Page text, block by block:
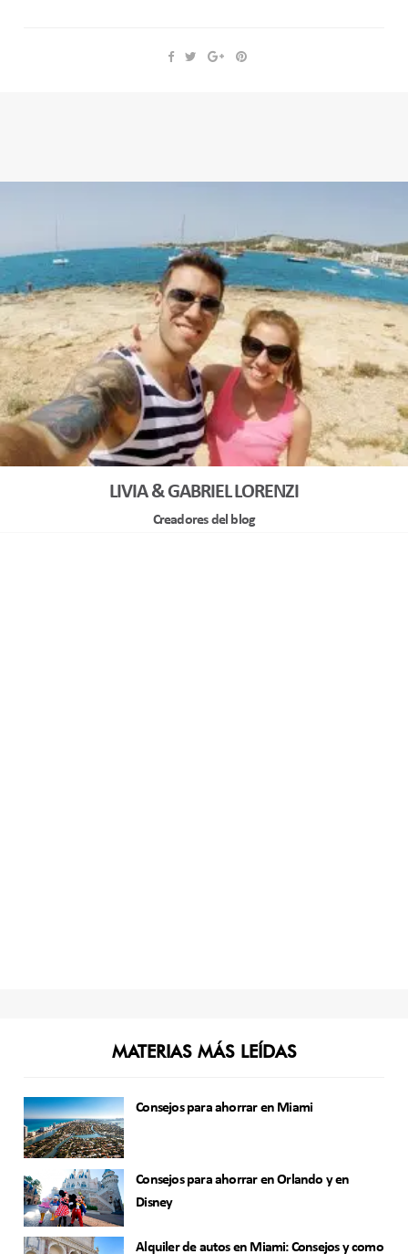
LIVIA & GABRIEL LORENZI
Creadores del blog
MATERIAS MÁS LEÍDAS
Consejos para ahorrar en Miami
Consejos para ahorrar en Orlando y en
Disney
Alquiler de autos en Miami: Consejos y como